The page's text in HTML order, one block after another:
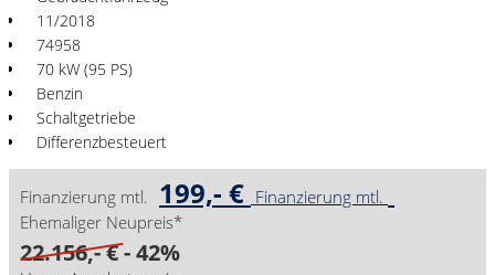
11/2018
74958
70 kW (95 PS)
Benzin
Schaltgetriebe
Differenzbesteuert
Finanzierung mtl. 199,- € Finanzierung mtl.
Ehemaliger Neupreis*
22.156,- €- 42%